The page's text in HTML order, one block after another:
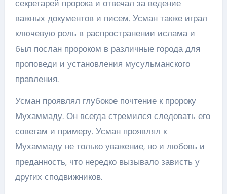
секретарей пророка и отвечал за ведение
важных документов и писем. Усман также играл
ключевую роль в распространении ислама и
был послан пророком в различные города для
проповеди и установления мусульманского
правления.
Усман проявлял глубокое почтение к пророку
Мухаммаду. Он всегда стремился следовать его
советам и примеру. Усман проявлял к
Мухаммаду не только уважение, но и любовь и
преданность, что нередко вызывало зависть у
других сподвижников.